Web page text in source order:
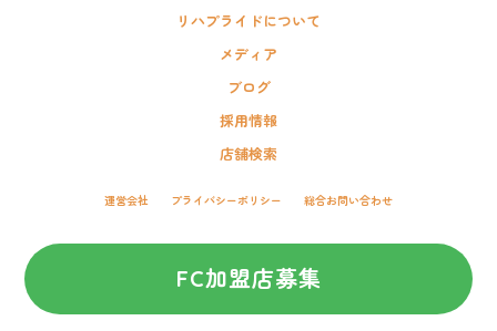
リハプライドについて
メディア
ブログ
採用情報
店舗検索
運営会社 プライバシーポリシー 総合お問い合わせ
FC加盟店募集